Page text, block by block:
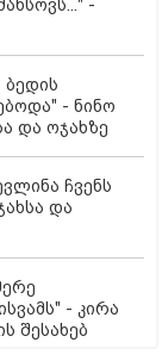
-
ბედის
- ნინო
და ოჯახზე
ჩვენს
და
- კირა
შესახებ